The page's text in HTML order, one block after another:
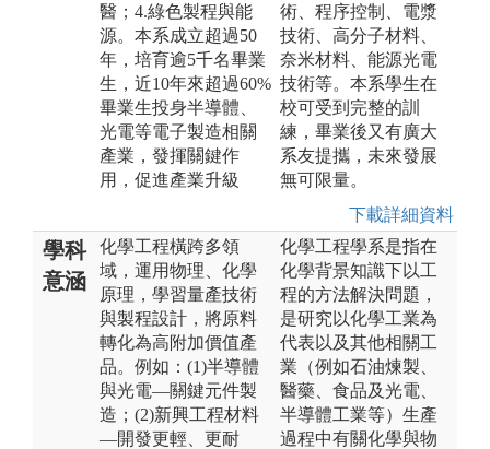
醫；4.綠色製程與能
源。本系成立超過50
年，培育逾5千名畢業
生，近10年來超過60%
畢業生投身半導體、
光電等電子製造相關
產業，發揮關鍵作
用，促進產業升級
術、程序控制、電漿
技術、高分子材料、
奈米材料、能源光電
技術等。本系學生在
校可受到完整的訓
練，畢業後又有廣大
系友提攜，未來發展
無可限量。
下載詳細資料
學科
意涵
化學工程橫跨多領
域，運用物理、化學
原理，學習量產技術
與製程設計，將原料
轉化為高附加價值產
品。例如：(1)半導體
與光電—關鍵元件製
造；(2)新興工程材料
—開發更輕、更耐
化學工程學系是指在
化學背景知識下以工
程的方法解決問題，
是研究以化學工業為
代表以及其他相關工
業（例如石油煉製、
醫藥、食品及光電、
半導體工業等）生產
過程中有關化學與物